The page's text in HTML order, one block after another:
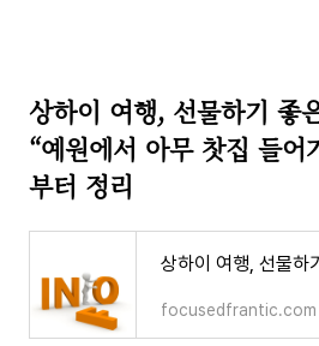
상하이 여행, 선물하기 좋
“예원에서 아무 찻집 들어
부터 정리
focusedfrantic.com